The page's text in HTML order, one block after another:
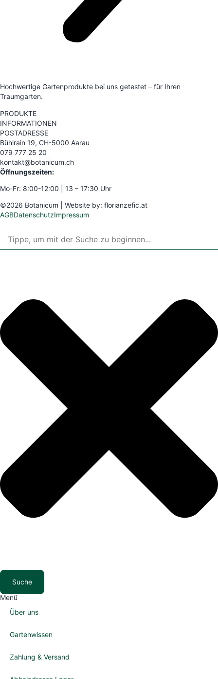
Hochwertige Gartenprodukte bei uns getestet – für Ihren
Traumgarten.
PRODUKTE
INFORMATIONEN
POSTADRESSE
Bühlrain 19, CH-5000 Aarau
079 777 25 20
kontakt@botanicum.ch
Öffnungszeiten:
Mo-Fr: 8:00-12:00 | 13 – 17:30 Uhr
©2026 Botanicum | Website by: florianzefic.at
AGBDatenschutzImpressum
Suche
Menü
Über uns
Gartenwissen
Zahlung & Versand